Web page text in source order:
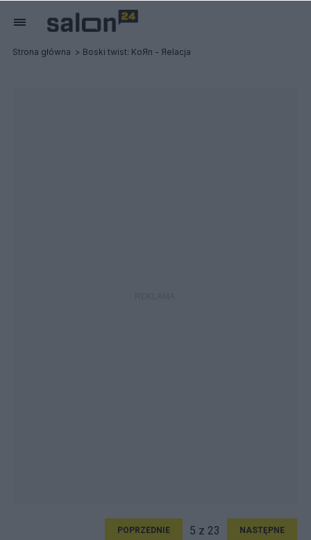
Strona główna Boski twist: KoЯn - Яelacja
POPRZEDNIE 5 z 23 NASTĘPNE